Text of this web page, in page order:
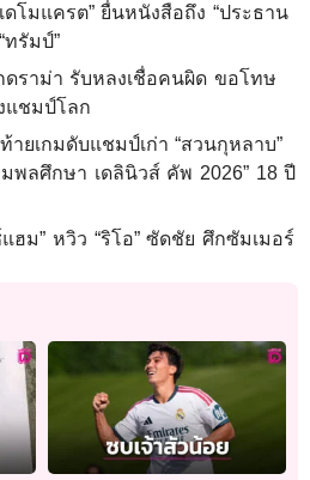
ดโมแครต” ยื่นหนังสือถึง “ประธาน
รัมป์”
กดราม่า รับหลงเชื่อคนผิด ขอโทษ
แชมป์โลก
ายเกมดับแชมป์เก่า “สวนกุหลาบ”
พลศึกษา เดลินิวส์ คัพ 2026” 18 ปี
แฮม” หวิว “ริโอ” ซัดชัย ศึกซัมเมอร์